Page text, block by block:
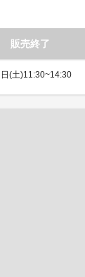
販売終了
(土)11:30~14:30